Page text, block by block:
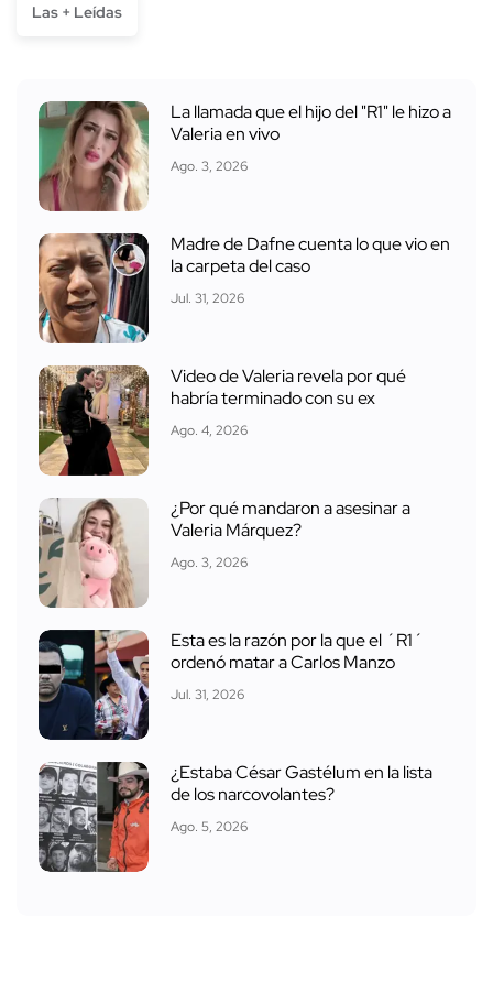
Las + Leídas
La llamada que el hijo del "R1" le hizo a
Valeria en vivo
Ago. 3, 2026
Madre de Dafne cuenta lo que vio en
la carpeta del caso
Jul. 31, 2026
Video de Valeria revela por qué
habría terminado con su ex
Ago. 4, 2026
¿Por qué mandaron a asesinar a
Valeria Márquez?
Ago. 3, 2026
Esta es la razón por la que el ´R1´
ordenó matar a Carlos Manzo
Jul. 31, 2026
¿Estaba César Gastélum en la lista
de los narcovolantes?
Ago. 5, 2026